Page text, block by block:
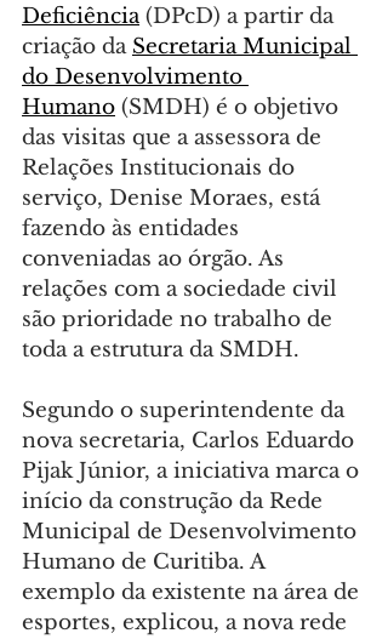
Deficiência (DPcD) a partir da
criação da Secretaria Municipal
do Desenvolvimento
Humano (SMDH) é o objetivo
das visitas que a assessora de
Relações Institucionais do
serviço, Denise Moraes, está
fazendo às entidades
conveniadas ao órgão. As
relações com a sociedade civil
são prioridade no trabalho de
toda a estrutura da SMDH.
Segundo o superintendente da
nova secretaria, Carlos Eduardo
Pijak Júnior, a iniciativa marca o
início da construção da Rede
Municipal de Desenvolvimento
Humano de Curitiba. A
exemplo da existente na área de
esportes, explicou, a nova rede